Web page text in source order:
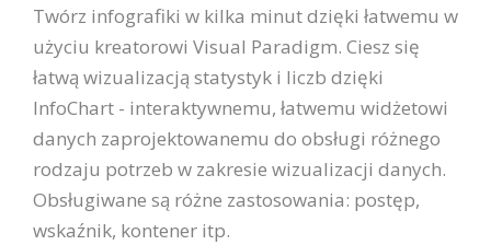
Twórz infografiki w kilka minut dzięki łatwemu w
użyciu kreatorowi Visual Paradigm. Ciesz się
łatwą wizualizacją statystyk i liczb dzięki
InfoChart - interaktywnemu, łatwemu widżetowi
danych zaprojektowanemu do obsługi różnego
rodzaju potrzeb w zakresie wizualizacji danych.
Obsługiwane są różne zastosowania: postęp,
wskaźnik, kontener itp.